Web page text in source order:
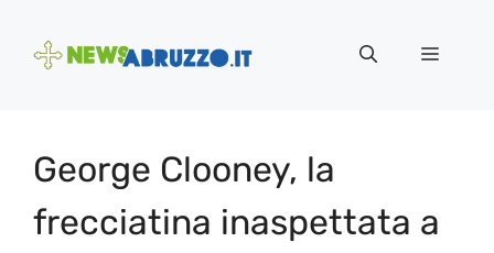
Menu
George Clooney, la
frecciatina inaspettata a